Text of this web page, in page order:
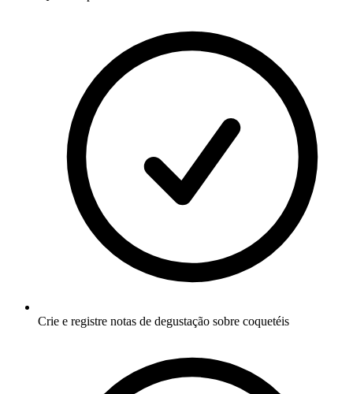
Crie e registre notas de degustação sobre coquetéis